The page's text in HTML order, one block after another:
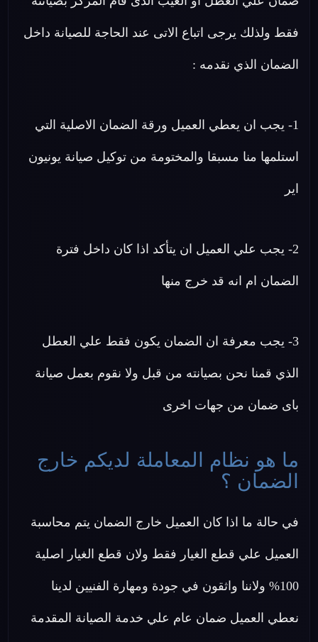
فقط ولذلك يرجى اتباع الاتى عند الحاجة للصيانة داخل
الضمان الذي نقدمه :
1- يجب ان يعطي العميل ورقة الضمان الاصلية التي
استلمها منا مسبقا والمختومة من توكيل صيانة يونيون
اير
2- يجب علي العميل ان يتأكد اذا كان داخل فترة
الضمان ام انه قد خرج منها
3- يجب معرفة ان الضمان يكون فقط علي العطل
الذي قمنا نحن بصيانته من قبل ولا نقوم بعمل صيانة
باى ضمان من جهات اخرى
ما هو نظام المعاملة لديكم خارج
الضمان ؟
في حالة ما اذا كان العميل خارج الضمان يتم محاسبة
العميل علي قطع الغيار فقط ولان قطع الغيار اصلية
100% ولاننا واثقون في جودة ومهارة الفنيين لدينا
نعطي العميل ضمان عام علي خدمة الصيانة المقدمة